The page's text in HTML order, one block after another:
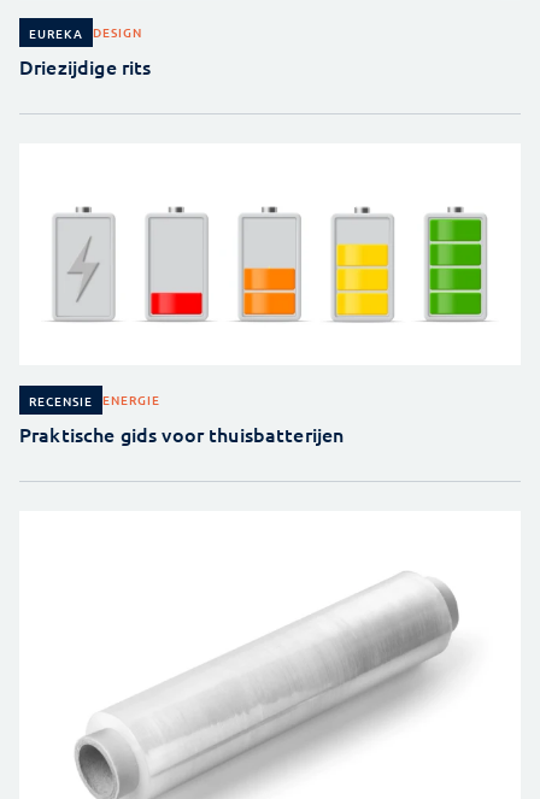
EUREKA DESIGN
Driezijdige rits
RECENSIE ENERGIE
Praktische gids voor thuisbatterijen